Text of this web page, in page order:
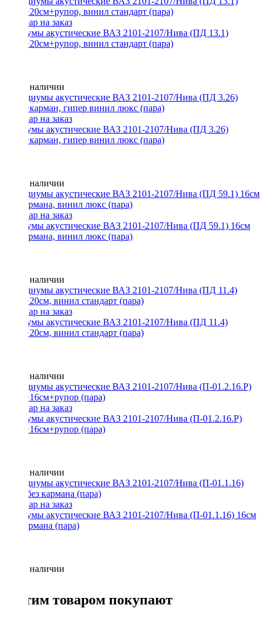
Подиумы акустические ВАЗ 2101-2107/Нива (ПД 13.1)
20см+20см+рупор, винил стандарт (пара)
Нет в наличии
Подиумы акустические ВАЗ 2101-2107/Нива (ПД 3.26)
16см+карман, гипер винил люкс (пара)
Нет в наличии
Подиумы акустические ВАЗ 2101-2107/Нива (ПД 59.1) 16см
без кармана, винил люкс (пара)
Нет в наличии
Подиумы акустические ВАЗ 2101-2107/Нива (ПД 11.4)
20см+20см, винил стандарт (пара)
Нет в наличии
Подиумы акустические ВАЗ 2101-2107/Нива (П-01.2.16.Р)
16см+16см+рупор (пара)
Нет в наличии
Подиумы акустические ВАЗ 2101-2107/Нива (П-01.1.16) 16см
без кармана (пара)
Нет в наличии
С этим товаром покупают